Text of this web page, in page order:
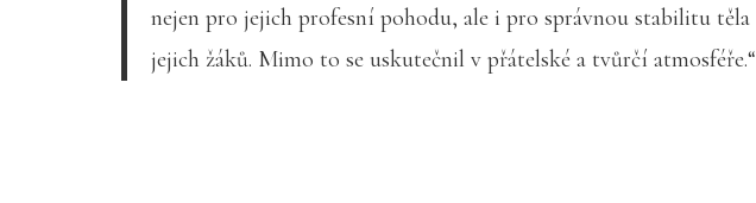
nejen pro jejich profesní pohodu, ale i pro správnou stabilitu těla
jejich žáků. Mimo to se uskutečnil v přátelské a tvůrčí atmosféře.“